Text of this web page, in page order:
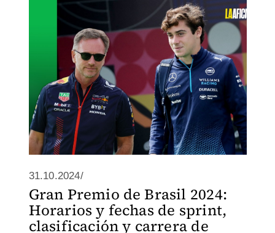
31.10.2024/
Gran Premio de Brasil 2024:
Horarios y fechas de sprint,
clasificación y carrera de